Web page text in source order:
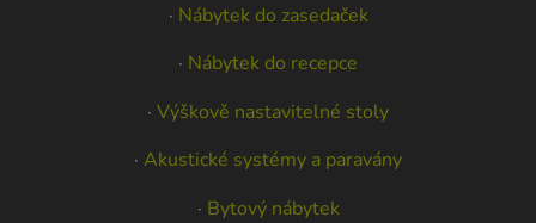
· Nábytek do zasedaček
· Nábytek do recepce
· Výškově nastavitelné stoly
· Akustické systémy a paravány
· Bytový nábytek